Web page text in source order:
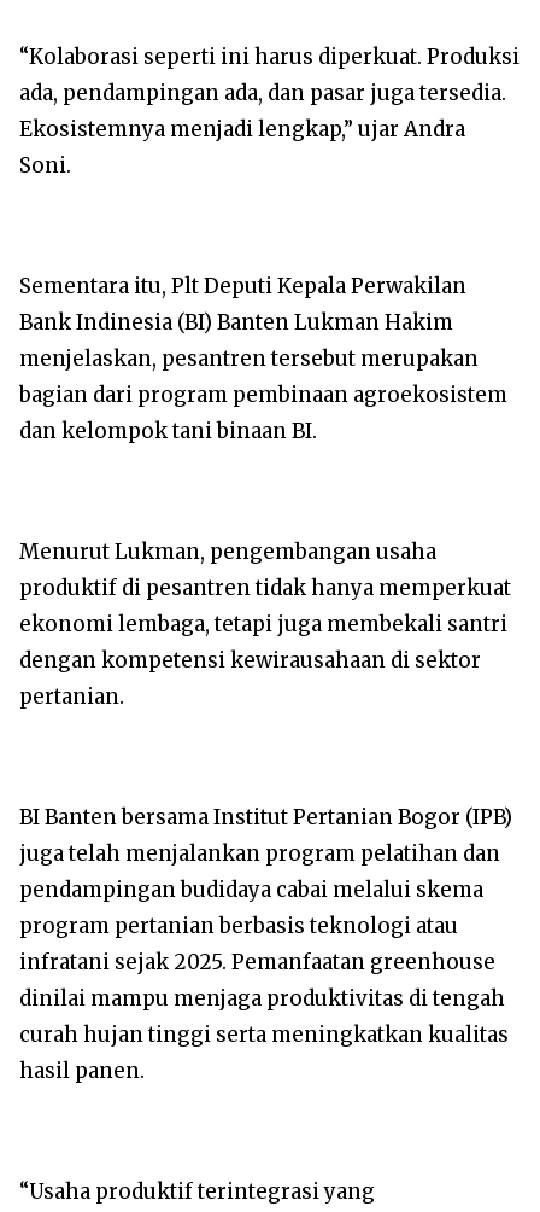
“Kolaborasi seperti ini harus diperkuat. Produksi
ada, pendampingan ada, dan pasar juga tersedia.
Ekosistemnya menjadi lengkap,” ujar Andra
Soni.
Sementara itu, Plt Deputi Kepala Perwakilan
Bank Indinesia (BI) Banten Lukman Hakim
menjelaskan, pesantren tersebut merupakan
bagian dari program pembinaan agroekosistem
dan kelompok tani binaan BI.
Menurut Lukman, pengembangan usaha
produktif di pesantren tidak hanya memperkuat
ekonomi lembaga, tetapi juga membekali santri
dengan kompetensi kewirausahaan di sektor
pertanian.
BI Banten bersama Institut Pertanian Bogor (IPB)
juga telah menjalankan program pelatihan dan
pendampingan budidaya cabai melalui skema
program pertanian berbasis teknologi atau
infratani sejak 2025. Pemanfaatan greenhouse
dinilai mampu menjaga produktivitas di tengah
curah hujan tinggi serta meningkatkan kualitas
hasil panen.
“Usaha produktif terintegrasi yang